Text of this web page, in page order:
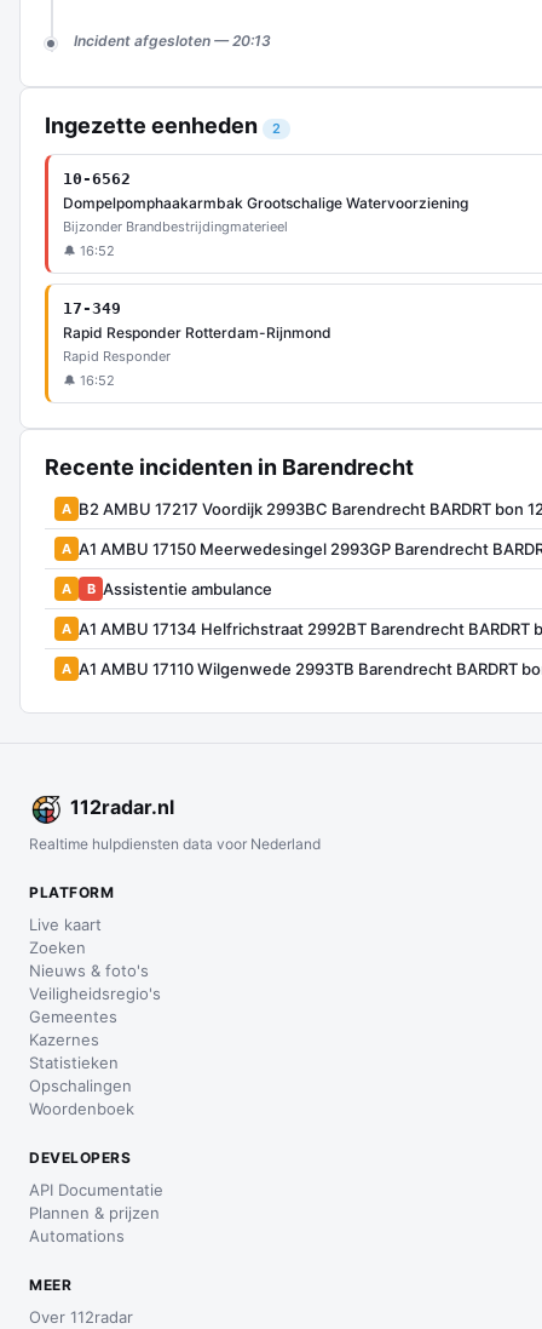
Incident afgesloten — 20:13
Ingezette eenheden 2
10-6562
Dompelpomphaakarmbak Grootschalige Watervoorziening
Bijzonder Brandbestrijdingmaterieel
🔔 16:52
17-349
Rapid Responder Rotterdam-Rijnmond
Rapid Responder
🔔 16:52
Recente incidenten in Barendrecht
A B2 AMBU 17217 Voordijk 2993BC Barendrecht BARDRT bon
A A1 AMBU 17150 Meerwedesingel 2993GP Barendrecht
A B Assistentie ambulance
A A1 AMBU 17134 Helfrichstraat 2992BT Barendrecht BARDRT
A A1 AMBU 17110 Wilgenwede 2993TB Barendrecht BARDRT
112radar.nl
Realtime hulpdiensten data voor Nederland
PLATFORM
Live kaart
Zoeken
Nieuws & foto's
Veiligheidsregio's
Gemeentes
Kazernes
Statistieken
Opschalingen
Woordenboek
DEVELOPERS
API Documentatie
Plannen & prijzen
Automations
MEER
Over 112radar